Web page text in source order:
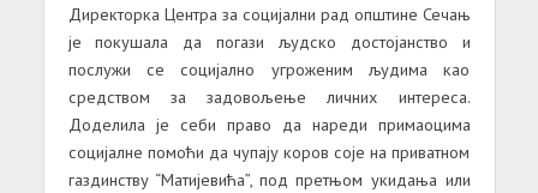
Директорка Центра за социјални рад општине Сечањ
је покушала да погази људско достојанство и
послужи се социјално угроженим људима као
средством за задовољење личних интереса.
Доделила је себи право да нареди примаоцима
социјалне помоћи да чупају коров соје на приватном
газдинству “Матијевића”, под претњом укидања или